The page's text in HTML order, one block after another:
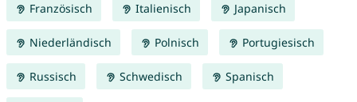
Französisch Italienisch Japanisch
Niederländisch Polnisch Portugiesisch
Russisch Schwedisch Spanisch